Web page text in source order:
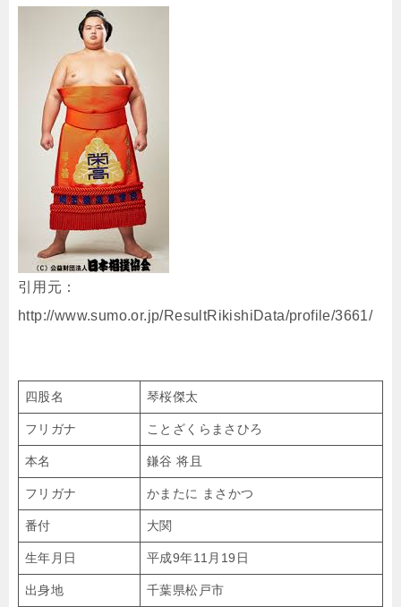
引用元：
http://www.sumo.or.jp/ResultRikishiData/profile/3661/
四股名 琴桜傑太
フリガナ ことざくらまさひろ
本名 鎌谷 将且
フリガナ かまたに まさかつ
番付 大関
生年月日 平成9年11月19日
出身地 千葉県松戸市